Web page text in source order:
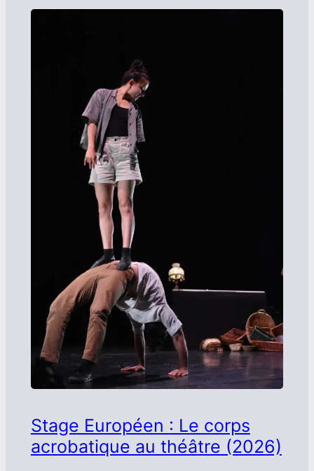
Stage Européen : Le corps
acrobatique au théâtre (2026)